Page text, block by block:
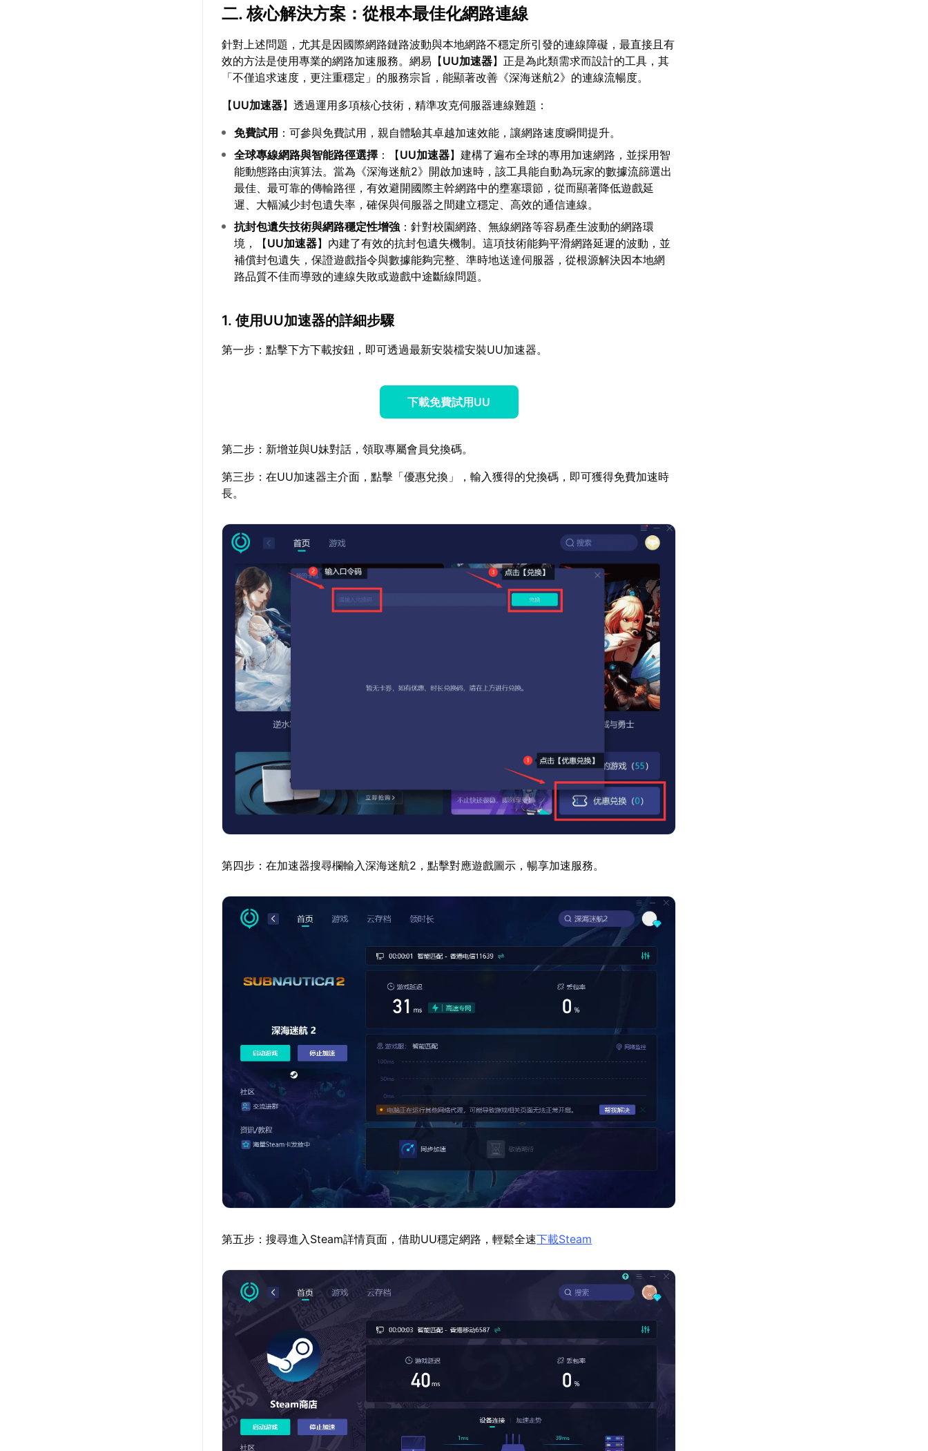
二. 核心解決方案：從根本最佳化網路連線
針對上述問題，尤其是因國際網路鏈路波動與本地網路不穩定所引發的連線障礙，最直接且有
效的方法是使用專業的網路加速服務。網易【UU加速器】正是為此類需求而設計的工具，其
「不僅追求速度，更注重穩定」的服務宗旨，能顯著改善《深海迷航2》的連線流暢度。
【UU加速器】透過運用多項核心技術，精準攻克伺服器連線難題：
免費試用 ：可參與免費試用，親自體驗其卓越加速效能，讓網路速度瞬間提升。
全球專線網路與智能路徑選擇 ：【UU加速器】建構了遍布全球的專用加速網路，並採用智
能動態路由演算法。當為《深海迷航2》開啟加速時，該工具能自動為玩家的數據流篩選出
最佳、最可靠的傳輸路徑，有效避開國際主幹網路中的壅塞環節，從而顯著降低遊戲延
遲、大幅減少封包遺失率，確保與伺服器之間建立穩定、高效的通信連線。
抗封包遺失技術與網路穩定性增強 ：針對校園網路、無線網路等容易產生波動的網路環
境，【UU加速器】內建了有效的抗封包遺失機制。這項技術能夠平滑網路延遲的波動，並
補償封包遺失，保證遊戲指令與數據能夠完整、準時地送達伺服器，從根源解決因本地網
路品質不佳而導致的連線失敗或遊戲中途斷線問題。
1. 使用UU加速器的詳細步驟
第一步：點擊下方下載按鈕，即可透過最新安裝檔安裝UU加速器。
下載免費試用UU
第二步：新增並與U妹對話，領取專屬會員兌換碼。
第三步：在UU加速器主介面，點擊「優惠兌換」，輸入獲得的兌換碼，即可獲得免費加速時
長。
第四步：在加速器搜尋欄輸入深海迷航2，點擊對應遊戲圖示，暢享加速服務。
第五步：搜尋進入Steam詳情頁面，借助UU穩定網路，輕鬆全速下載Steam